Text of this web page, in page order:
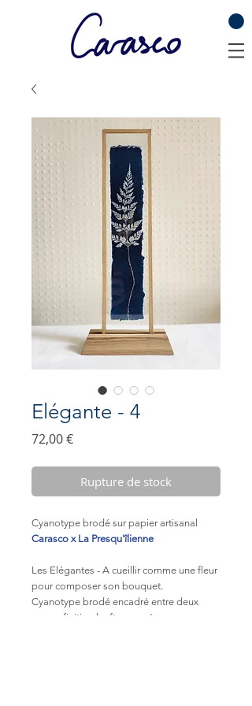
Elégante - 4
72,00 €Prix
Rupture de stock
Cyanotype brodé sur papier artisanal
Carasco x La Presqu'îlienne
Les Elégantes - A cueillir comme une fleur
pour composer son bouquet.
Cyanotype brodé encadré entre deux
verres, finition kraft gommé.